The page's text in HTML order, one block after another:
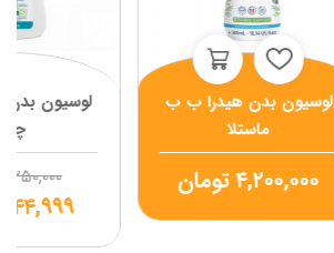
لوسیون بدن هیدرا ب ب
ماستلا
۴,۲۰۰,۰۰۰تومان
لوسیون بدن
۱,۳۵۰,۰۰۰
۹۴۴,۹۹۹